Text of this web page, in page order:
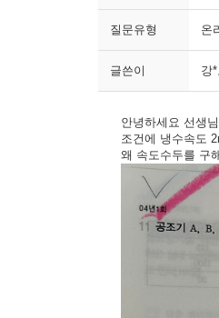
질문유형 온
글쓴이 강
안녕하세요 선생
조건에 냉수속도
왜 속도수두를 구